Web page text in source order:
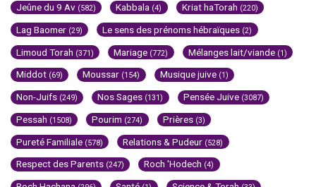
Jeûne du 9 Av (582) Kabbala (4) Kriat haTorah (220)
Lag Baomer (29) Le sens des prénoms hébraïques (2)
Limoud Torah (371) Mariage (772) Mélanges lait/viande (1)
Middot (69) Moussar (154) Musique juive (1)
Non-Juifs (249) Nos Sages (131) Pensée Juive (3087)
Pessah (1508) Pourim (274) Prières (3)
Pureté Familiale (578) Relations & Pudeur (528)
Respect des Parents (247) Roch 'Hodech (4)